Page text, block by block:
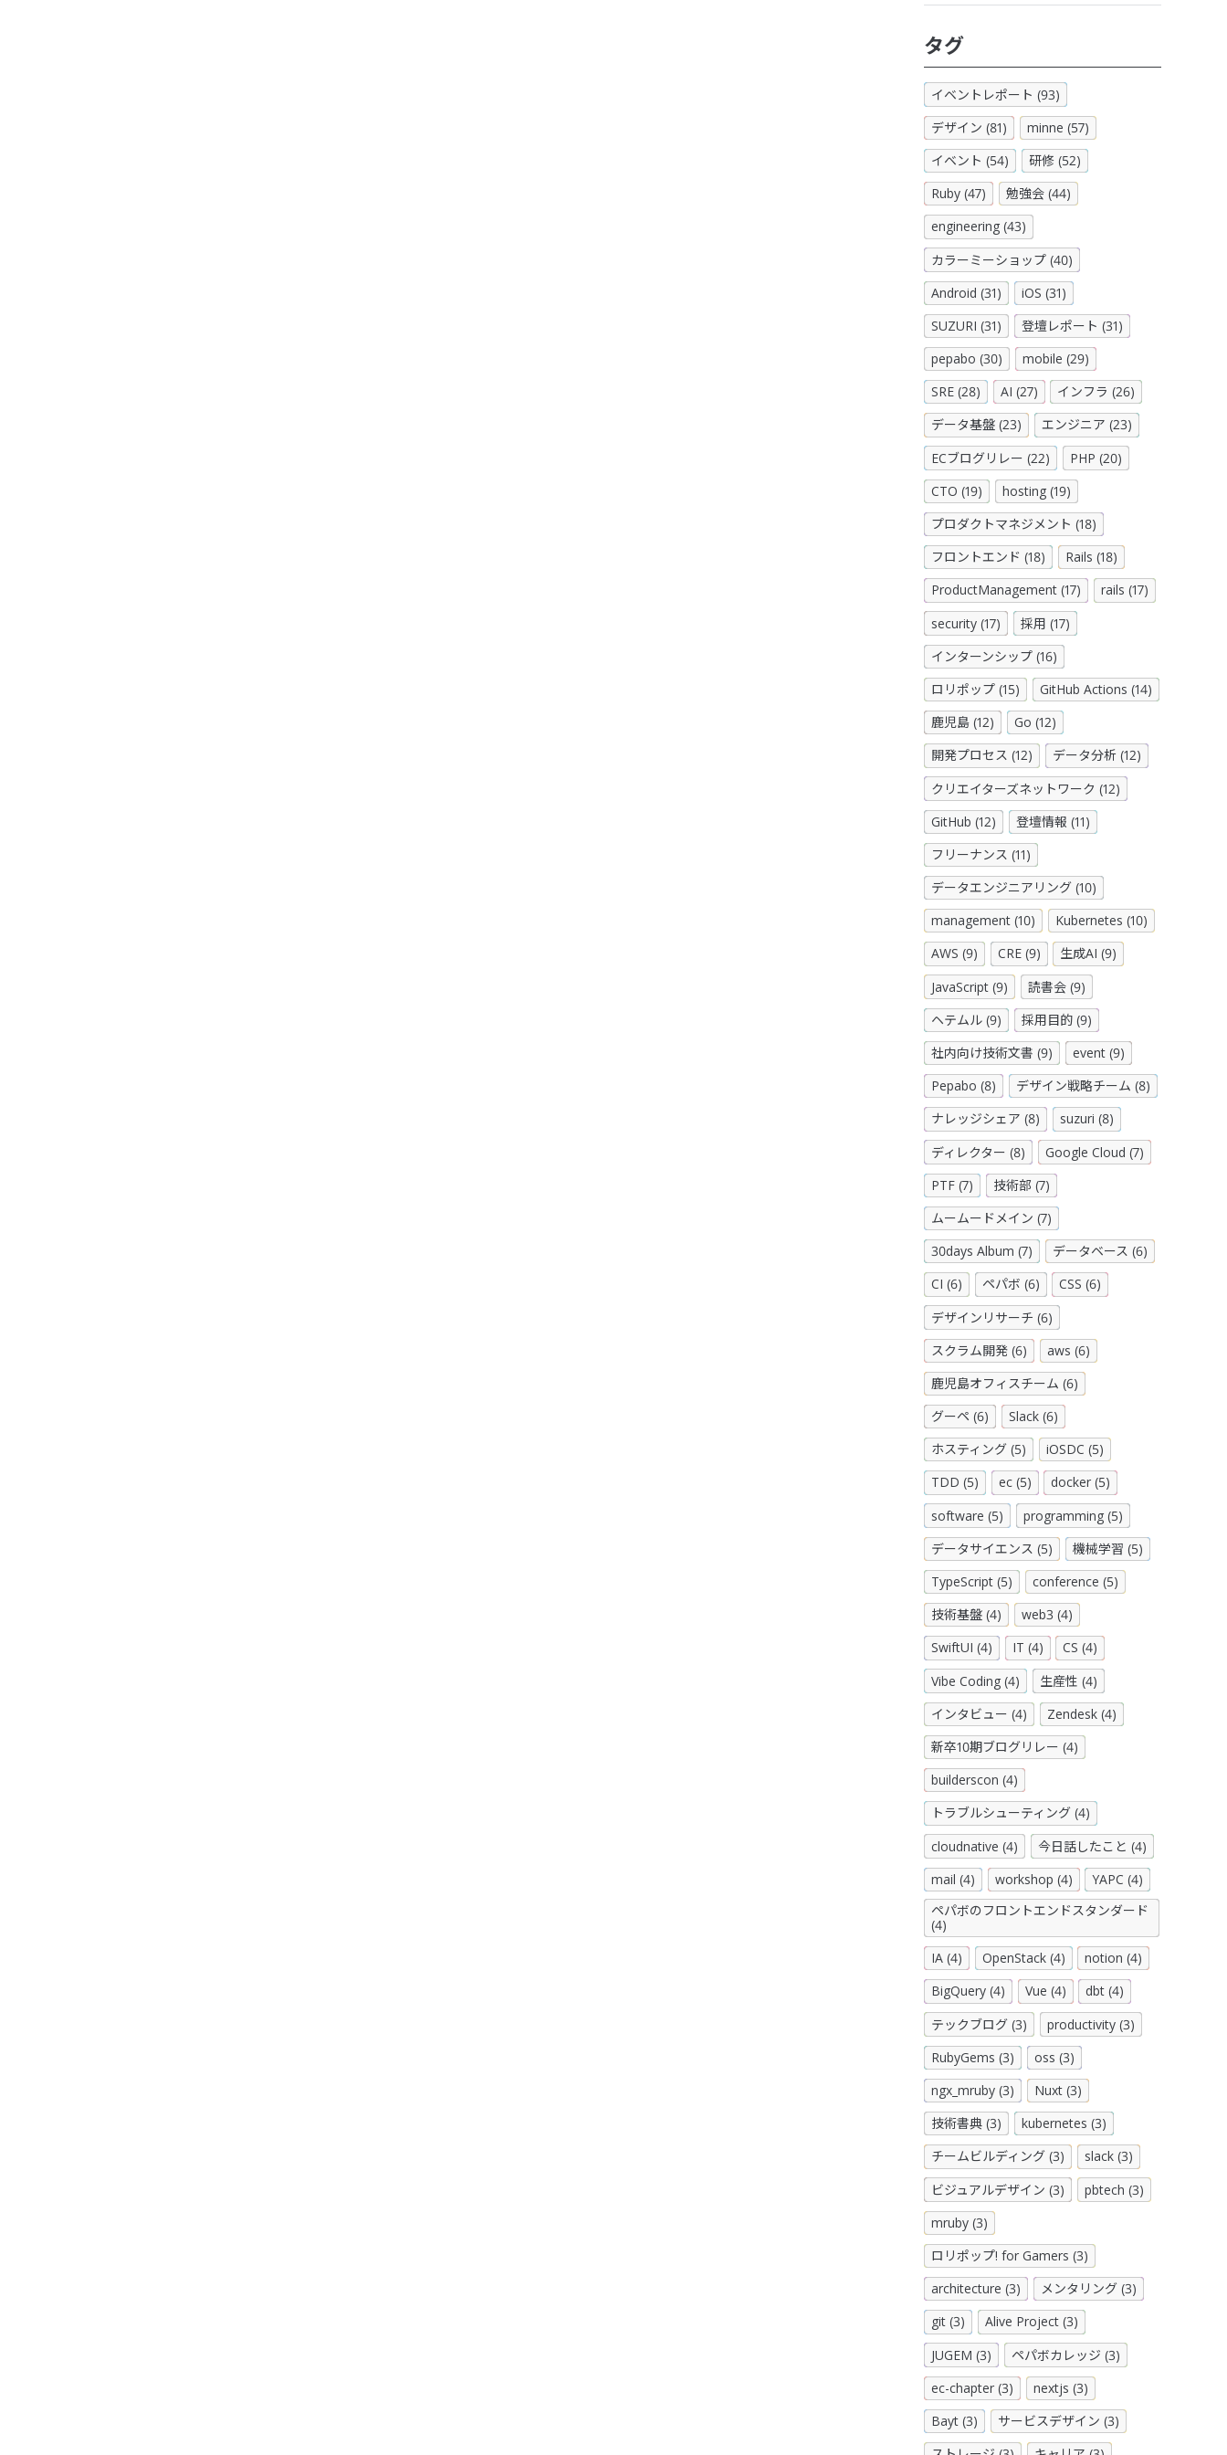
タグ
イベントレポート (93)
デザイン (81)
minne (57)
イベント (54)
研修 (52)
Ruby (47)
勉強会 (44)
engineering (43)
カラーミーショップ (40)
Android (31)
iOS (31)
SUZURI (31)
登壇レポート (31)
pepabo (30)
mobile (29)
SRE (28)
AI (27)
インフラ (26)
データ基盤 (23)
エンジニア (23)
ECブログリレー (22)
PHP (20)
CTO (19)
hosting (19)
プロダクトマネジメント (18)
フロントエンド (18)
Rails (18)
ProductManagement (17)
rails (17)
security (17)
採用 (17)
インターンシップ (16)
ロリポップ (15)
GitHub Actions (14)
鹿児島 (12)
Go (12)
開発プロセス (12)
データ分析 (12)
クリエイターズネットワーク (12)
GitHub (12)
登壇情報 (11)
フリーナンス (11)
データエンジニアリング (10)
management (10)
Kubernetes (10)
AWS (9)
CRE (9)
生成AI (9)
JavaScript (9)
読書会 (9)
ヘテムル (9)
採用目的 (9)
社内向け技術文書 (9)
event (9)
Pepabo (8)
デザイン戦略チーム (8)
ナレッジシェア (8)
suzuri (8)
ディレクター (8)
Google Cloud (7)
PTF (7)
技術部 (7)
ムームードメイン (7)
30days Album (7)
データベース (6)
CI (6)
ペパボ (6)
CSS (6)
デザインリサーチ (6)
スクラム開発 (6)
aws (6)
鹿児島オフィスチーム (6)
グーペ (6)
Slack (6)
ホスティング (5)
iOSDC (5)
TDD (5)
ec (5)
docker (5)
software (5)
programming (5)
データサイエンス (5)
機械学習 (5)
TypeScript (5)
conference (5)
技術基盤 (4)
web3 (4)
SwiftUI (4)
IT (4)
CS (4)
Vibe Coding (4)
生産性 (4)
インタビュー (4)
Zendesk (4)
新卒10期ブログリレー (4)
builderscon (4)
トラブルシューティング (4)
cloudnative (4)
今日話したこと (4)
mail (4)
workshop (4)
YAPC (4)
ペパボのフロントエンドスタンダード
(4)
IA (4)
OpenStack (4)
notion (4)
BigQuery (4)
Vue (4)
dbt (4)
テックブログ (3)
productivity (3)
RubyGems (3)
oss (3)
ngx_mruby (3)
Nuxt (3)
技術書典 (3)
kubernetes (3)
チームビルディング (3)
slack (3)
ビジュアルデザイン (3)
pbtech (3)
mruby (3)
ロリポップ! for Gamers (3)
architecture (3)
メンタリング (3)
git (3)
Alive Project (3)
JUGEM (3)
ペパボカレッジ (3)
ec-chapter (3)
nextjs (3)
Bayt (3)
サービスデザイン (3)